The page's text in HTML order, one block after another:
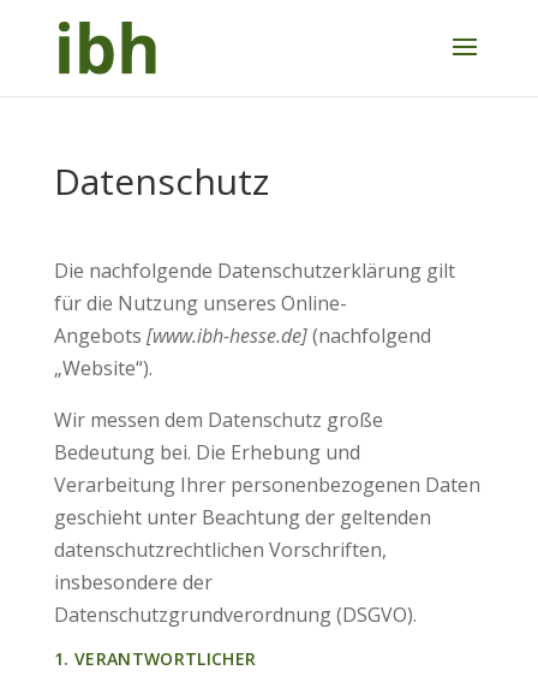
Datenschutz
Die nachfolgende Datenschutzerklärung gilt
für die Nutzung unseres Online-
Angebots [www.ibh-hesse.de](nachfolgend
„Website“).
Wir messen dem Datenschutz große
Bedeutung bei. Die Erhebung und
Verarbeitung Ihrer personenbezogenen Daten
geschieht unter Beachtung der geltenden
datenschutzrechtlichen Vorschriften,
insbesondere der
Datenschutzgrundverordnung (DSGVO).
1. VERANTWORTLICHER